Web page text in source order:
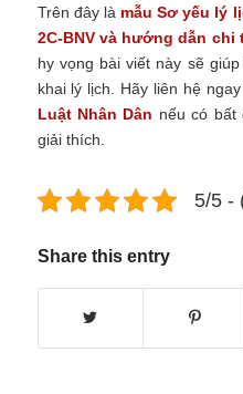
Trên đây là mẫu Sơ yếu lý
2C-BNV và hướng dẫn chi
hy vọng bài viết này sẽ
khai lý lịch. Hãy liên hệ
Luật Nhân Dân nếu có bất
giải thích.
5/5 -
Share this entry